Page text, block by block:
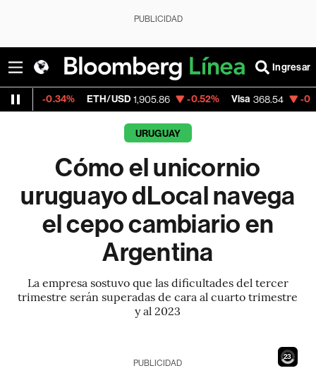
PUBLICIDAD
Ingresar
ETH/USD 1,905.86 -0.52% Visa 368.54 -0.28%
URUGUAY
Cómo el unicornio
uruguayo dLocal navega
el cepo cambiario en
Argentina
La empresa sostuvo que las dificultades del tercer
trimestre serán superadas de cara al cuarto trimestre
y al 2023
21
PUBLICIDAD